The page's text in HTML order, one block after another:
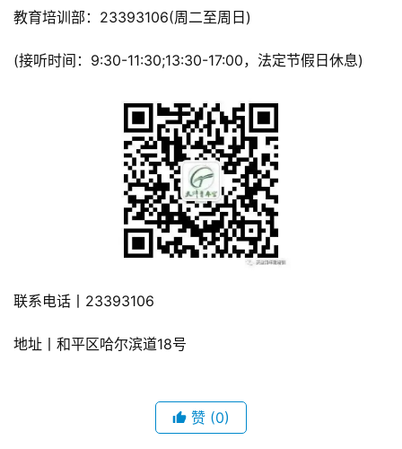
教育培训部：23393106(周二至周日)
(接听时间：9:30-11:30;13:30-17:00，法定节假日休息)
联系电话丨23393106
地址丨和平区哈尔滨道18号
赞 (0)